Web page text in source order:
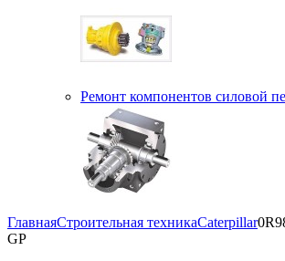
Ремонт компонентов силовой
ГлавнаяСтроительная техникаCaterpillar
GP